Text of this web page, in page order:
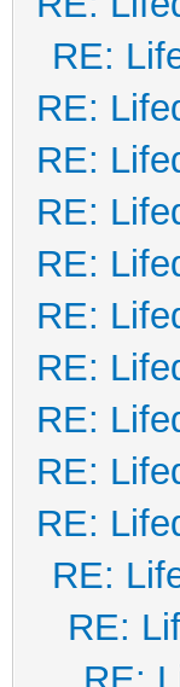
RE:
RE:
RE:
RE:
RE:
RE:
RE:
RE:
RE:
RE:
RE:
RE: